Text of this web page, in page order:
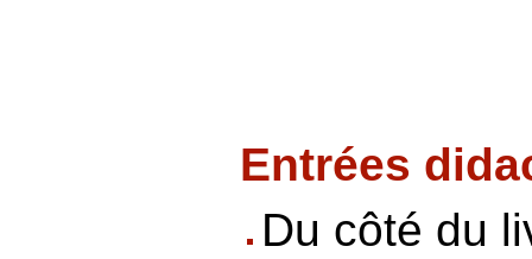
Entrées
Du côté du